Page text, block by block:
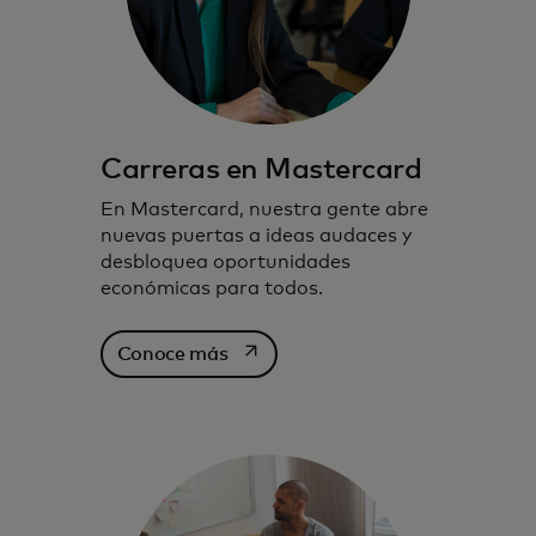
Carreras en Mastercard
En Mastercard, nuestra gente abre
nuevas puertas a ideas audaces y
desbloquea oportunidades
económicas para todos.
Conoce másse abre en una pestaña nueva